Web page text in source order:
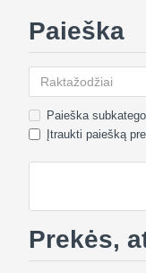
Paieška
Paieška
Įtraukti paiešką
Prekės,